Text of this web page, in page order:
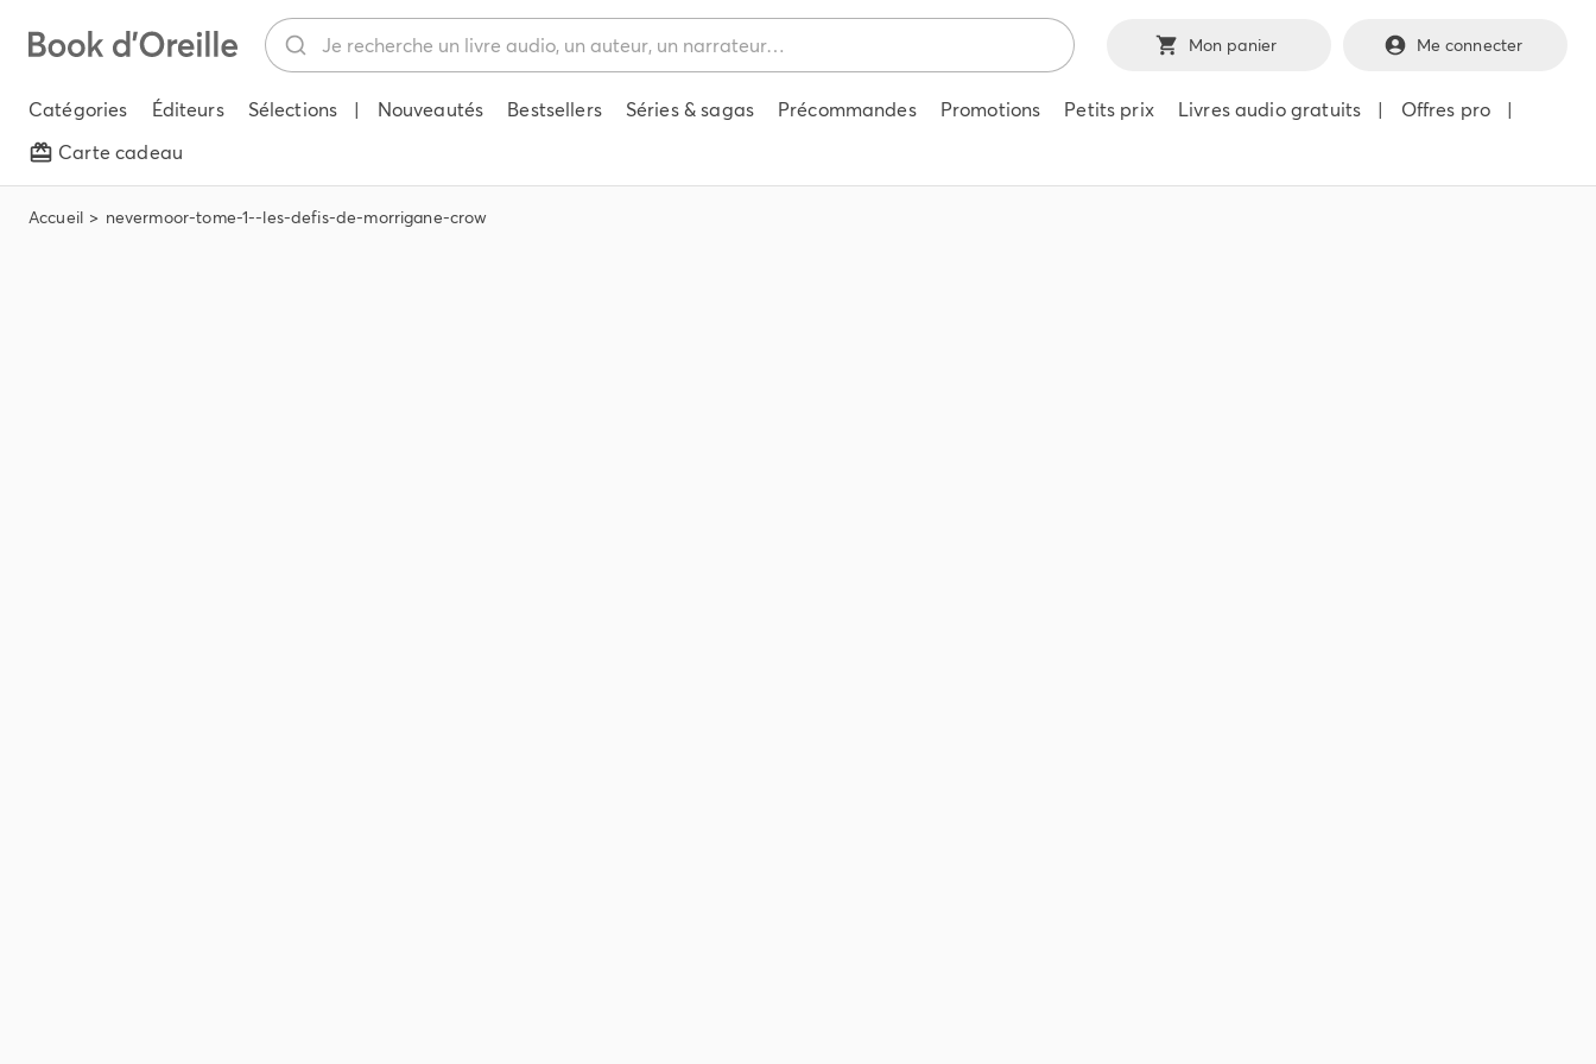
Mon panier Me connecter
Catégories Éditeurs Sélections | Nouveautés Bestsellers Séries & sagas Précommandes Promotions Petits prix Livres audio gratuits | Offres pro
|
Carte cadeau
Accueil nevermoor-tome-1--les-defis-de-morrigane-crow